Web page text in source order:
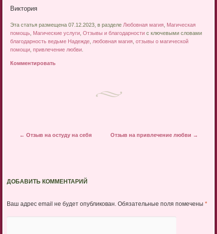
Виктория
Эта статья размещена 07.12.2023, в разделе Любовная магия Магическая
помощь Магические услуги ,Отзывы и благодарности с ключевыми словами
благодарность ведьме Надежде любовная магия ,отзывы о магической
помощи ,привлечение любви
Комментировать
Post navigation
← Отзыв на остуду на себя Отзыв на привлечение любви →
ДОБАВИТЬ КОММЕНТАРИЙ
Ваш адрес email не будет опубликован. Обязательные поля помечены *